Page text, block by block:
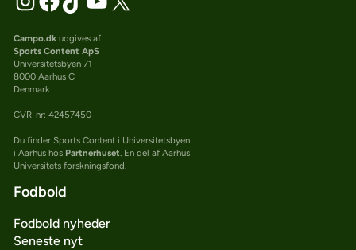
Campo.dkudgives af
Sports Content ApS
Universitetsbyen 71
8000 Aarhus C
Denmark
CVR-nr: 42457450
Du finder Sports Content i Universitetsbyen
i Aarhus hos Partnerhuset. En del af Aarhus
Universitets forskningsfond.
Fodbold
Fodbold nyheder
Seneste nyt